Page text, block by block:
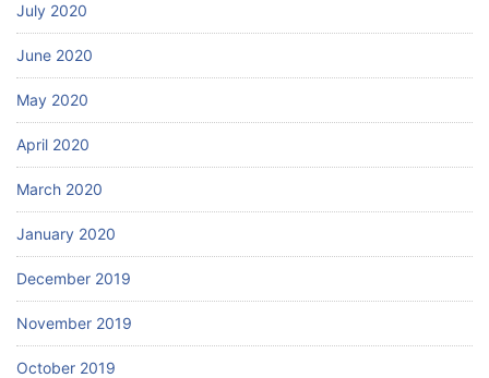
July 2020
June 2020
May 2020
April 2020
March 2020
January 2020
December 2019
November 2019
October 2019